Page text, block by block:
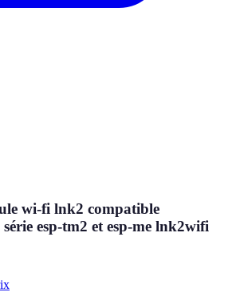
wi-fi lnk2 compatible
esp-tm2 et esp-me lnk2wifi